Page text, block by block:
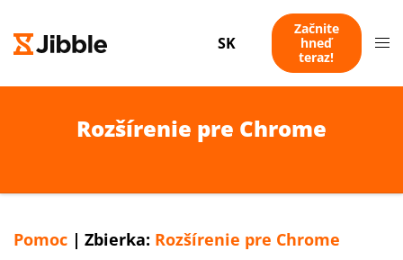
SK
Začnite
hneď
teraz!
Rozšírenie pre Chrome
Pomoc | Zbierka: Rozšírenie pre Chrome